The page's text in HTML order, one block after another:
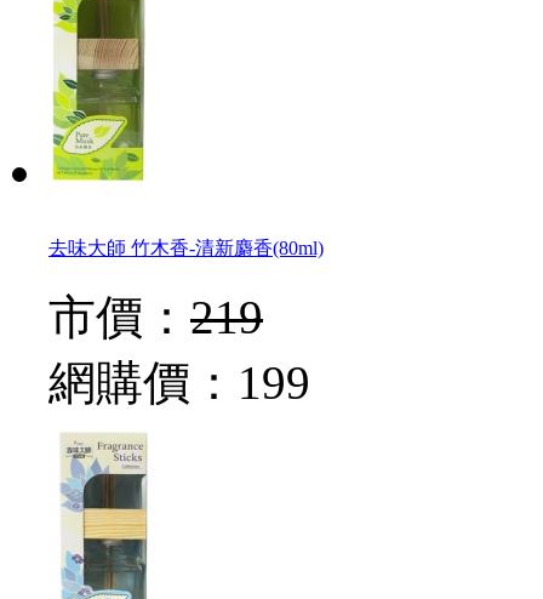
去味大師 竹木香-清新麝香(80ml)
市價： 219
網購價： 199